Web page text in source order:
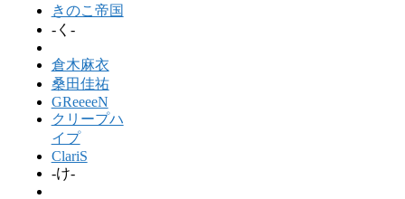
きのこ帝国
-く-
倉木麻衣
桑田佳祐
GReeeeN
クリープハ
イプ
ClariS
-け-